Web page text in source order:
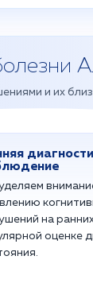
и их
на
оценке